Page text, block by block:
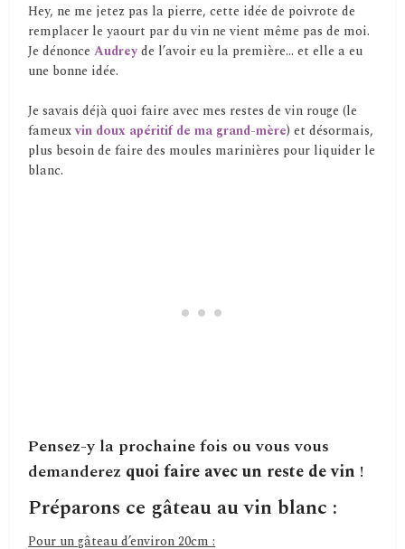
Hey, ne me jetez pas la pierre, cette idée de poivrote de
remplacer le yaourt par du vin ne vient même pas de moi.
Je dénonceAudreyde l’avoir eu la première… et elle a eu
une bonne idée.
Je savais déjà quoi faire avec mes restes de vin rouge (le
fameuxvin doux apéritif de ma grand-mère) et désormais,
plus besoin de faire des moules marinières pour liquider le
blanc.
Pensez-y la prochaine fois ou vous vous
demanderez quoi faire avec un reste de vin !
Préparons ce gâteau au vin blanc :
Pour un gâteau d’environ 20cm :